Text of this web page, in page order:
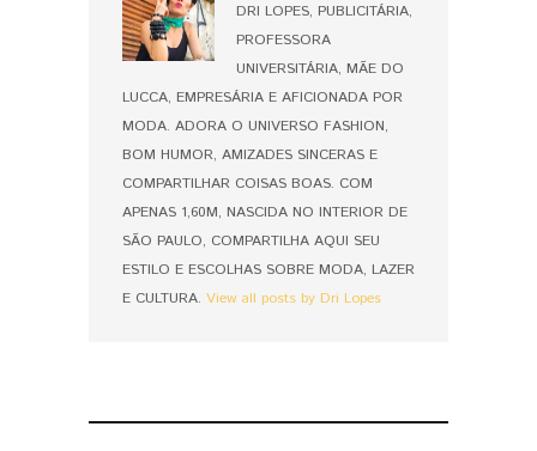
DRI LOPES, PUBLICITÁRIA,
PROFESSORA
UNIVERSITÁRIA, MÃE DO
LUCCA, EMPRESÁRIA E AFICIONADA POR
MODA. ADORA O UNIVERSO FASHION,
BOM HUMOR, AMIZADES SINCERAS E
COMPARTILHAR COISAS BOAS. COM
APENAS 1,60M, NASCIDA NO INTERIOR DE
SÃO PAULO, COMPARTILHA AQUI SEU
ESTILO E ESCOLHAS SOBRE MODA, LAZER
E CULTURA. View all posts by Dri Lopes